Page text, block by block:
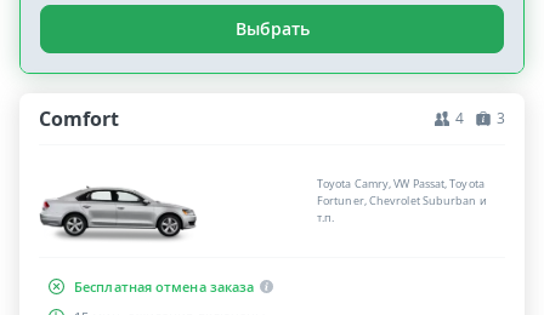
Выбрать
Comfort 4 3
Toyota Camry, VW Passat, Toyota
Fortuner, Chevrolet Suburban и
т.п.
Бесплатная отмена заказа